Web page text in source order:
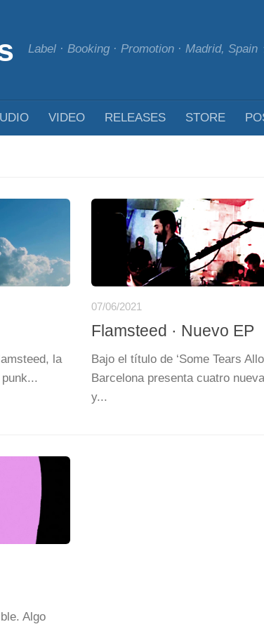
Label · Booking · Promotion · Madrid,
VIDEO RELEASES STORE
la
07/06/2021
Flamsteed · Nuevo EP
Bajo el título de ‘Some Tears
Barcelona presenta cuatro
y...
Algo